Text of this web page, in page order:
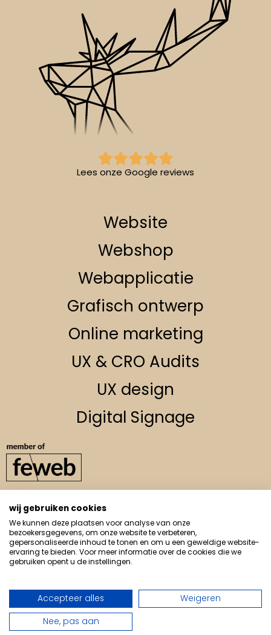
Lees onze Google reviews
Website
Webshop
Webapplicatie
Grafisch ontwerp
Online marketing
UX & CRO Audits
UX design
Digital Signage
info@muskedeer.be
0498 / 36 48 79
Driewilgenstraat 41,
3800 Sint-Truiden
Privacy
wij gebruiken cookies
We kunnen deze plaatsen voor analyse van onze
bezoekersgegevens, om onze website te verbeteren,
gepersonaliseerde inhoud te tonen en om u een geweldige website-
ervaring te bieden. Voor meer informatie over de cookies die we
gebruiken opent u de instellingen.
Accepteer alles
Weigeren
Nee, pas aan